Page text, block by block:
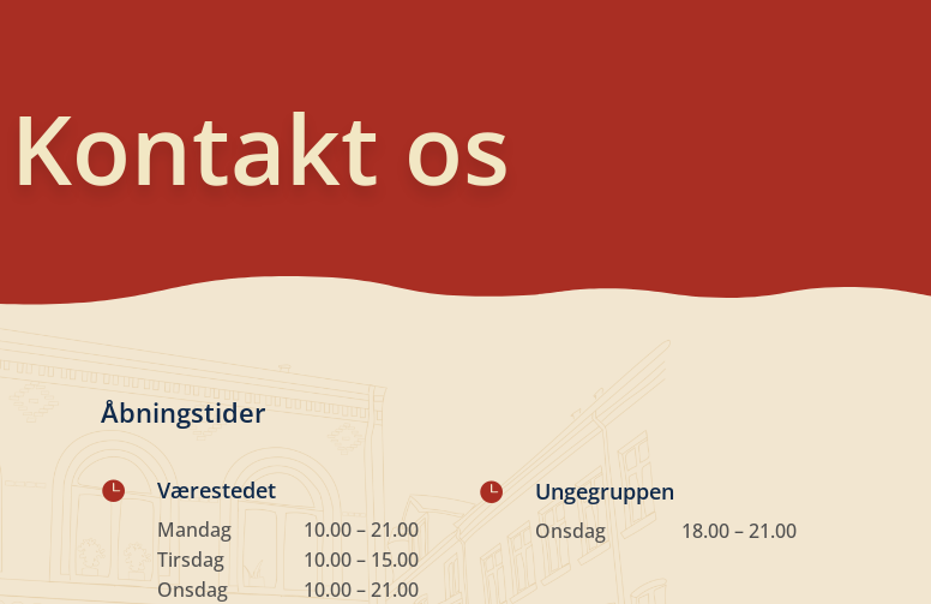
Kontakt os
Åbningstider
 Værestedet
Mandag
10.00 – 21.00
Tirsdag
10.00 – 15.00
Onsdag
10.00 – 21.00
 Ungegruppen
Onsdag 18.00 – 21.00